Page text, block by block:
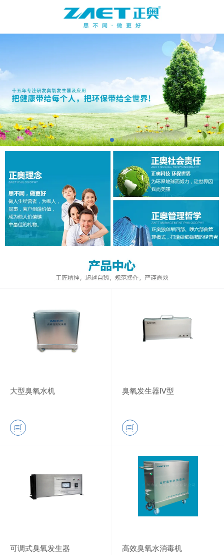
大型臭氧水机 臭氧发生器Ⅳ型
可调式臭氧发生器 高效臭氧水消毒机